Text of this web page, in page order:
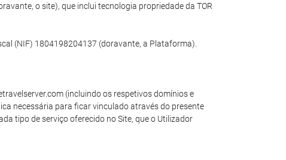
o site), que inclui tecnologia propriedade da TOR
(NIF) 1804198204137 (doravante, a Plataforma).
(incluindo os respetivos domínios e
necessária para ficar vinculado através do presente
tipo de serviço oferecido no Site, que o Utilizador